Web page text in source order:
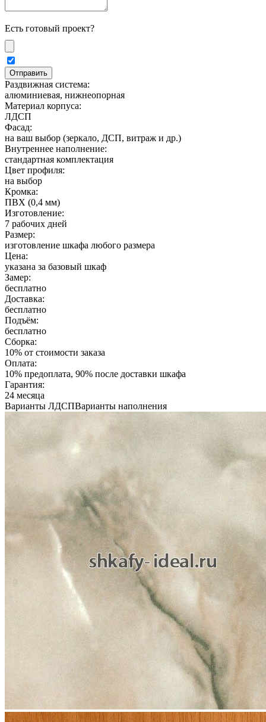
Есть готовый проект?
Раздвижная система:
алюминиевая, нижнеопорная
Материал корпуса:
ЛДСП
Фасад:
на ваш выбор (зеркало, ДСП, витраж и др.)
Внутреннее наполнение:
стандартная комплектация
Цвет профиля:
на выбор
Кромка:
ПВХ (0,4 мм)
Изготовление:
7 рабочих дней
Размер:
изготовление шкафа любого размера
Цена:
указана за базовый шкаф
Замер:
бесплатно
Доставка:
бесплатно
Подъём:
бесплатно
Сборка:
10% от стоимости заказа
Оплата:
10% предоплата, 90% после доставки шкафа
Гарантия:
24 месяца
Варианты ЛДСПВарианты наполнения